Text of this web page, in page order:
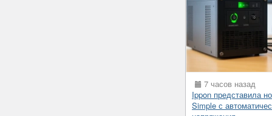
7 часов назад
Ippon представила
Simple с